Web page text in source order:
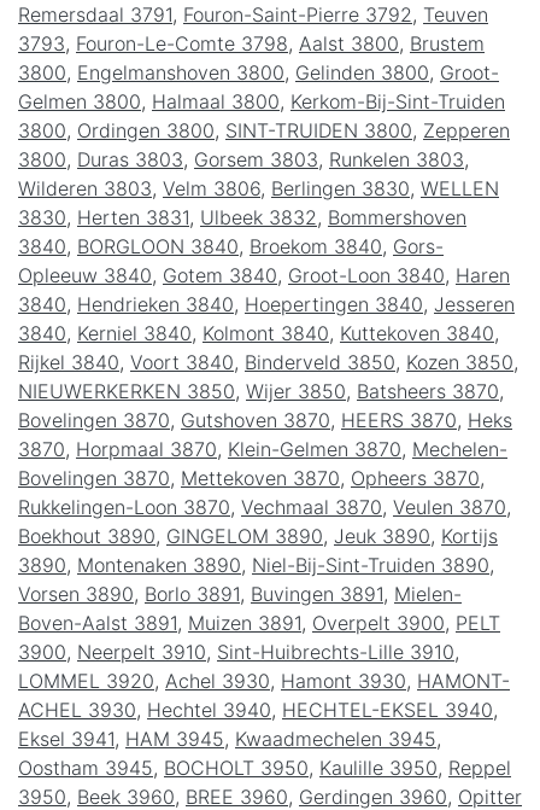
Remersdaal 3791, Fouron-Saint-Pierre 3792 , Teuven
3793, Fouron-Le-Comte 3798, Aalst 3800, Brustem
3800, Engelmanshoven 3800, Gelinden 3800, Groot-
Gelmen 3800, Halmaal 3800, Kerkom-Bij-Sint-Truiden
3800, Ordingen 3800, SINT-TRUIDEN 3800, Zepperen
3800, Duras 3803, Gorsem 3803, Runkelen 3803,
Wilderen 3803, Velm 3806, Berlingen 3830, WELLEN
3830, Herten 3831, Ulbeek 3832 , Bommershoven
3840, BORGLOON 3840, Broekom 3840, Gors-
Opleeuw 3840, Gotem 3840, Groot-Loon 3840, Haren
3840, Hendrieken 3840, Hoepertingen 3840, Jesseren
3840, Kerniel 3840, Kolmont 3840, Kuttekoven 3840,
Rijkel 3840, Voort 3840, Binderveld 3850, Kozen 3850,
NIEUWERKERKEN 3850, Wijer 3850, Batsheers 3870,
Bovelingen 3870, Gutshoven 3870, HEERS 3870, Heks
3870, Horpmaal 3870, Klein-Gelmen 3870, Mechelen-
Bovelingen 3870, Mettekoven 3870, Opheers 3870,
Rukkelingen-Loon 3870, Vechmaal 3870, Veulen 3870,
Boekhout 3890, GINGELOM 3890, Jeuk 3890, Kortijs
3890, Montenaken 3890, Niel-Bij-Sint-Truiden 3890,
Vorsen 3890, Borlo 3891, Buvingen 3891, Mielen-
Boven-Aalst 3891, Muizen 3891, Overpelt 3900, PELT
3900, Neerpelt 3910, Sint-Huibrechts-Lille 3910,
LOMMEL 3920, Achel 3930, Hamont 3930, HAMONT-
ACHEL 3930, Hechtel 3940, HECHTEL-EKSEL 3940,
Eksel 3941, HAM 3945, Kwaadmechelen 3945,
Oostham 3945, BOCHOLT 3950, Kaulille 3950, Reppel
3950, Beek 3960, BREE 3960, Gerdingen 3960, Opitter